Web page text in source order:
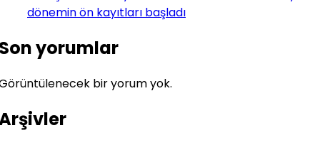
dönemin ön kayıtları başladı
yorumlar
bir yorum yok.